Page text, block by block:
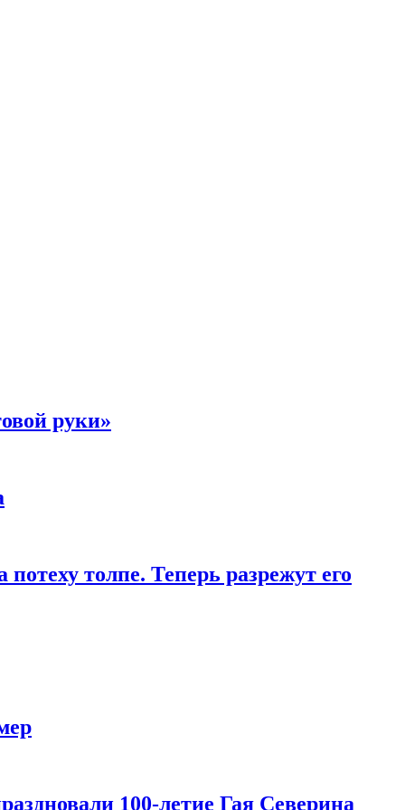
руки»
толпе. Теперь разрежут его
100-летие Гая Северина